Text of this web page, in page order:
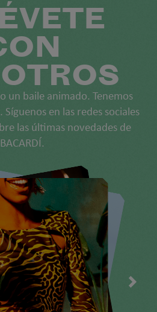
un baile animado. Tenemos
en las redes sociales
las últimas novedades de
BACARDÍ.